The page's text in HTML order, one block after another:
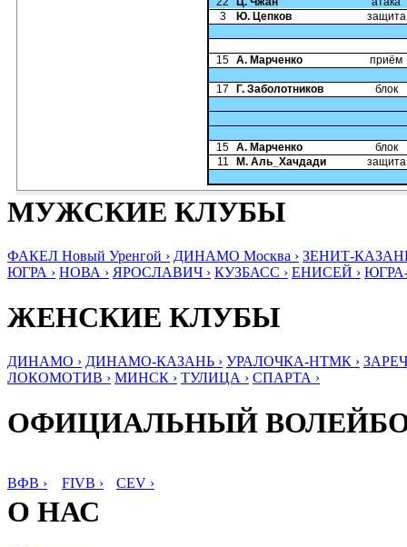
3
Ю. Цепков защита
15 А. Марченко приём
17 Г. Заболотников блок
15 А. Марченко
блок
11
М. Аль_Хачдади защита
МУЖСКИЕ КЛУБЫ
ФАКЕЛ Новый Уренгой › ДИНАМО Москва › ЗЕНИТ-
ЮГРА › НОВА › ЯРОСЛАВИЧ › КУЗБАСС › ЕНИСЕЙ ›
ЖЕНСКИЕ КЛУБЫ
ДИНАМО › ДИНАМО-КАЗАНЬ › УРАЛОЧКА-НТМК ›
ЛОКОМОТИВ › МИНСК › ТУЛИЦА › СПАРТА ›
ОФИЦИАЛЬНЫЙ
ВФВ › FIVB › CEV ›
О НАС